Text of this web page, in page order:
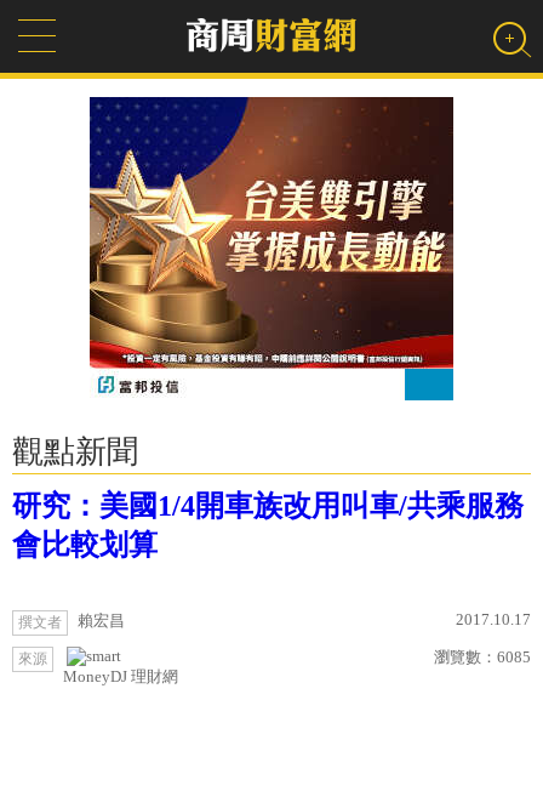
觀點新聞
研究：美國1/4開車族改用叫車/共乘服務
會比較划算
撰文者 賴宏昌 2017.10.17
來源
MoneyDJ 理財網
瀏覽數： 6085